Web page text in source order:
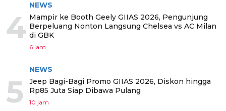
4
NEWS
Mampir ke Booth Geely GIIAS 2026, Pengunjung
Berpeluang Nonton Langsung Chelsea vs AC Milan
di GBK
6 jam
5
NEWS
Jeep Bagi-Bagi Promo GIIAS 2026, Diskon hingga
Rp85 Juta Siap Dibawa Pulang
10 jam